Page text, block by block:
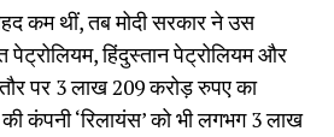
कम थीं, तब मोदी सरकार ने उस
हिंदुस्तान पेट्रोलियम और
पर 3 लाख 209 करोड़ रुपए का
कंपनी ‘रिलायंस’ को भी लगभग 3 लाख